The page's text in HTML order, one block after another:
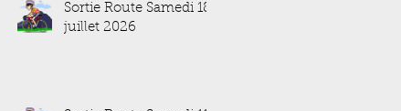
Sortie Route Samedi 18
juillet 2026